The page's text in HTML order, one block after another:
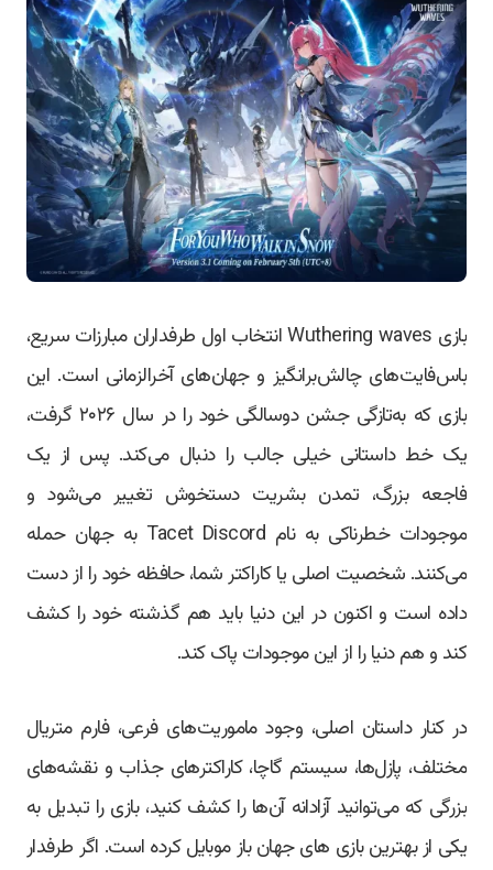
بازی Wuthering waves انتخاب اول طرفداران مبارزات سریع،
باس‌فایت‌های چالش‌برانگیز و جهان‌های آخرالزمانی است. این
بازی که به‌تازگی جشن دوسالگی خود را در سال ۲۰۲۶ گرفت،
یک خط داستانی خیلی جالب را دنبال می‌کند. پس از یک
فاجعه بزرگ، تمدن بشریت دستخوش تغییر می‌شود و
موجودات خطرناکی به نام Tacet Discord به جهان حمله
می‌کنند. شخصیت اصلی یا کاراکتر شما، حافظه خود را از دست
داده است و اکنون در این دنیا باید هم گذشته خود را کشف
کند و هم دنیا را از این موجودات پاک کند.
در کنار داستان اصلی، وجود ماموریت‌های فرعی، فارم متریال
مختلف، پازل‌ها، سیستم گاچا، کاراکترهای جذاب و نقشه‌های
بزرگی که می‌توانید آزادانه آن‌ها را کشف کنید، بازی را تبدیل به
یکی از بهترین بازی های جهان باز موبایل کرده است. اگر طرفدار